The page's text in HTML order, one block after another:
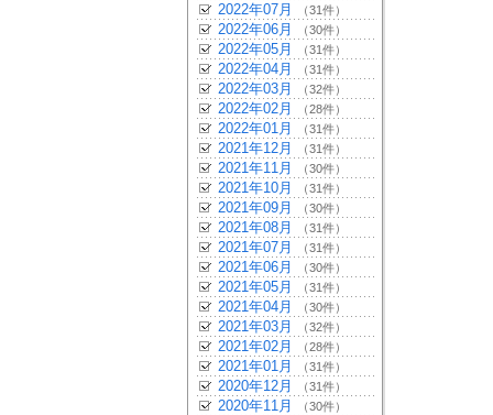
2022年07月 （31件）
2022年06月 （30件）
2022年05月 （31件）
2022年04月 （31件）
2022年03月 （32件）
2022年02月 （28件）
2022年01月 （31件）
2021年12月 （31件）
2021年11月 （30件）
2021年10月 （31件）
2021年09月 （30件）
2021年08月 （31件）
2021年07月 （31件）
2021年06月 （30件）
2021年05月 （31件）
2021年04月 （30件）
2021年03月 （32件）
2021年02月 （28件）
2021年01月 （31件）
2020年12月 （31件）
2020年11月 （30件）